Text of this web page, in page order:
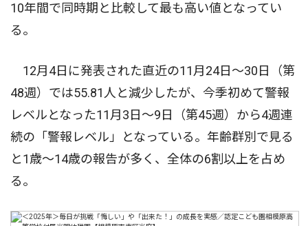
10年間で同時期と比較して最も高い値となってい
る。
12月4日に発表された直近の11月24日〜30日（第
48週）では55.81人と減少したが、今季初めて警報
レベルとなった11月3日〜9日（第45週）から4週連
続の「警報レベル」となっている。年齢群別で見る
と1歳〜14歳の報告が多く、全体の6割以上を占め
る。